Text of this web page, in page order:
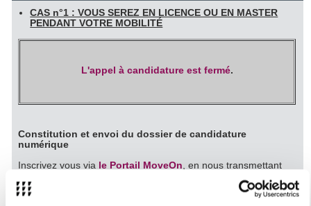
CAS n°1 : VOUS SEREZ EN LICENCE OU EN MASTER
PENDANT VOTRE MOBILITÉ
L'appel à candidature est fermé.
Constitution et envoi du dossier de candidature
numérique
Inscrivez vous via le Portail MoveOn, en nous transmettant
nécessaires.